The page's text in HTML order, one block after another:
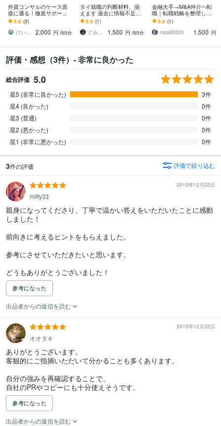
外資コンサルのケース面
接に通る！徹底サポート
します 20代・30代前半／
未経験・IT人材／元面接
官による模擬面接
5.0 (3)
けいてぃ＠コンサル転職アドバイザー
2,000 円 /60分
タイ就職の判断材料、揃
えます 過去に情報不足で
苦労した私が、今は事実
ベースでお伝えします
5.0 (1)
どみりーまん
1,500 円 /60分
金融大手→M&A仲介へ転
職｜転職戦略を整理しま
す 金融大手、上場M&A仲
介、老舗中堅企業への転
職経験者
5.0 (1)
naoki0520
1,500 円
評価・感想（3件）- 非常に良かった
総合評価 5.0
星5 (非常に良かった)
3件
星4 (良かった)
0件
星3 (普通)
0件
星2 (悪かった)
0件
星1 (非常に悪かった)
0件
3件の評価 評価で絞り込む
2015年12月22日
miffy33
親身になってくださり、丁寧で温かい答えをいただいたことに感動
しました！
前向きに考えるヒントをもらえました。
参考にさせていただきたいと思います。
どうもありがとうございました！
参考になった
出品者からの返信を読む
2015年12月22日
オオタキ
ありがとうございます。
客観的にご指摘いただいて分かることも多くあります。
自分の強みを再確認することで、
自社のPRやコピーにも十分使えそうです。
参考になった
出品者からの返信を読む